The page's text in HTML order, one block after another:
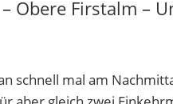
Obere Firstalm –
schnell mal am